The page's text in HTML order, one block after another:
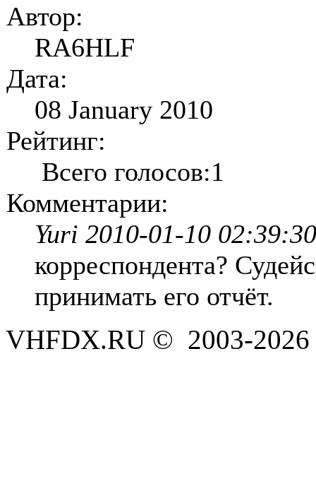
Автор:
RA6HLF
Дата:
08 January 2010
Рейтинг:
Всего голосов:1
Комментарии:
Yuri 2010-01-10 02:39:30
корреспондента?
принимать его отчёт.
VHFDX.RU © 2003-2026